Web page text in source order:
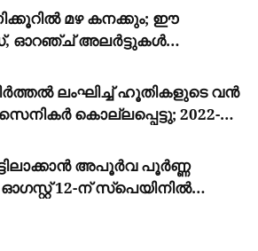
മഴ കനക്കും; ഈ
ഓറഞ്ച് അലർട്ടുകൾ
ലംഘിച്ച് ഹൂതികളുടെ വൻ
കൊല്ലപ്പെട്ടു; 2022-ന്
ഏറ്റുമുട്ടൽ
അപൂർവ പൂർണ്ണ
12-ന് സ്പെയിനിൽ